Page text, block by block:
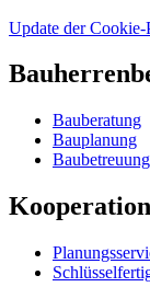
Update der Cookie-
Bauberatung
Bauplanung
Baubetreuung